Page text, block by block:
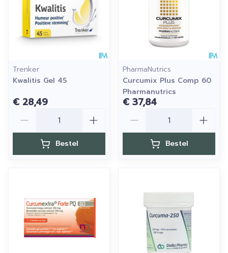
Trenker
Kwalitis Gel 45
€ 28,49
Bestel
PharmaNutrics
Curcumix Plus Comp 60
Pharmanutrics
€ 37,84
Bestel